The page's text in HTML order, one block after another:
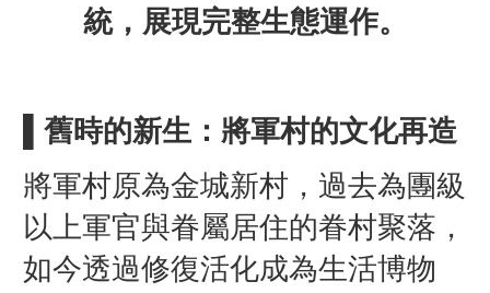
統，展現完整生態運作。
▌舊時的新生：將軍村的文化再造
將軍村原為金城新村，過去為團級
以上軍官與眷屬居住的眷村聚落，
如今透過修復活化成為生活博物